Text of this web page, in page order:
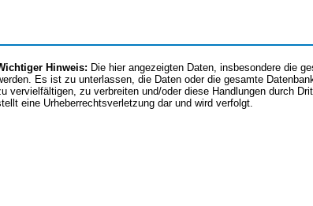
Hinweis: Die hier angezeigten Daten, insbesondere die
Es ist zu unterlassen, die Daten oder die gesamte
vervielfältigen, zu verbreiten und/oder diese Handlungen durch
eine Urheberrechtsverletzung dar und wird verfolgt.